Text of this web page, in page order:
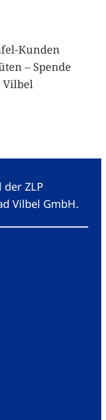
Kunden
– Spende
Vilbel
ZLP
Vilbel GmbH.